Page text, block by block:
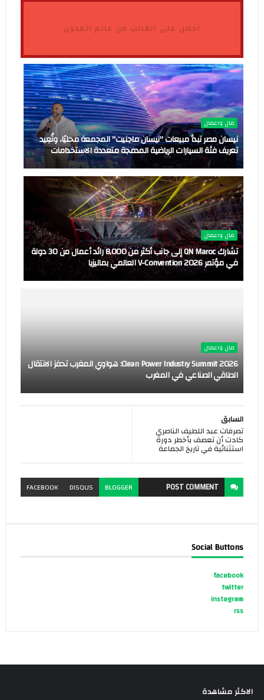
احصل على القالب من عالم المدون
مال واعمال
نيسان مصر تبدأ مبيعات "نيسان ماجنيت" المجمعة محليًا، وتُعِيد
تعريف فئة السيارات الرياضية المدمجة متعددة الاستخدامات
مال واعمال
تشارك QN Maroc إلى جانب أكثر من 8,000 رائد أعمال من 30 دولة
في مؤتمر V-Convention 2026 العالمي بماليزيا
مال واعمال
Clean Power Industry Summit 2026: هواوي المغرب تحفز الانتقال
الطاقي الصناعي في المغرب
السابق
تصرفات عبد اللطيف الناصري
كادت أن تعصف بأخطر دورة
استثنائية في تاريخ الجماعة
POSTCOMMENT
BLOGGER
DISQUS
FACEBOOK
Social Buttons
facebook
twitter
instagram
rss
الاكثر مشاهدة